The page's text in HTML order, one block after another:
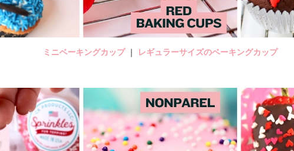
ミニベーキングカップ｜ レギュラーサイズのベーキングカップ